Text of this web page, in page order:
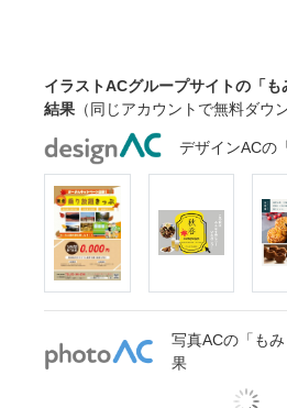
イラストACグループサイトの「
結果 （同じアカウントで無料ダウ
デザインACの
写真ACの「も
果